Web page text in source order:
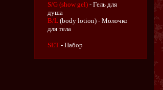
S/G (show gel) - Гель для
душа
B/L (body lotion) - Молочко
для тела
SET - Набор